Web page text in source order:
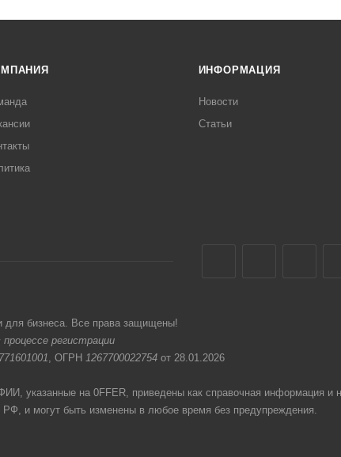
ИНФОРМАЦИЯ
Новости
Статьи
для бизнеса. Все права защищены!
процессе регистрации
771601001, ОГРН 1267700022754 от 28.01.2026
на 0FFER, приведены как справочная информация и
и могут быть изменены в любое время без предупреждения.